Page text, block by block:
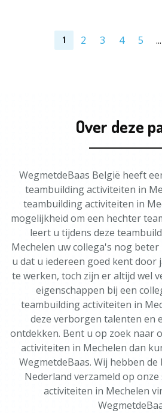
1 2 3 4 5 ...
Over deze
WegmetdeBaas België heeft
teambuilding activiteiten in
teambuilding activiteiten in
mogelijkheid om een hechter
leert u tijdens deze
Mechelen uw collega's nog
u dat u iedereen goed kent door
te werken, toch zijn er altijd wel
eigenschappen bij een
teambuilding activiteiten in
deze verborgen talenten en
ontdekken. Bent u op zoek naar
activiteiten in Mechelen dan
WegmetdeBaas. Wij hebben
Nederland verzameld op
activiteiten in Mechelen